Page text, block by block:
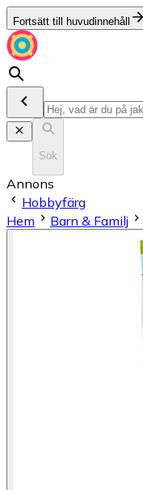
Fortsätt till huvudinnehåll
Sök
Annons
Hobbyfärg
Hem
Barn & Familj